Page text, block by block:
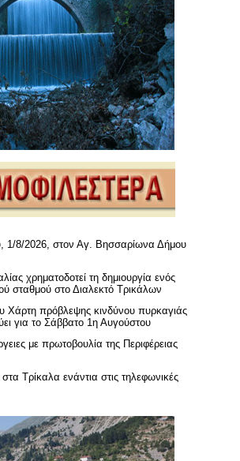
1/8/2026, στον Αγ. Βησσαρίωνα Δήμου
χρηματοδοτεί τη δημιουργία ενός
σταθμού στο Διαλεκτό Τρικάλων
Χάρτη πρόβλεψης κινδύνου πυρκαγιάς
για το Σάββατο 1η Αυγούστου
με πρωτοβουλία της Περιφέρειας
Τρίκαλα ενάντια στις τηλεφωνικές